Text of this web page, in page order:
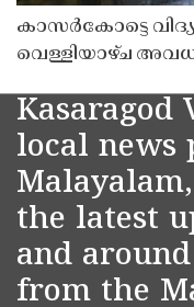
കാസർകോട്ടെ
വെള്ളിയാഴ്ച
local news
the latest
and
from the